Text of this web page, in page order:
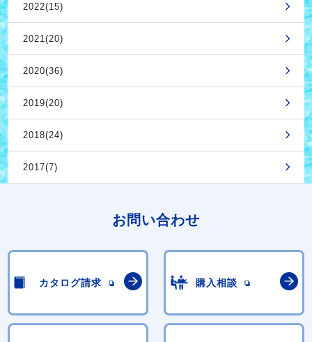
2022(15)
2021(20)
2020(36)
2019(20)
2018(24)
2017(7)
お問い合わせ
カタログ請求 購入相談